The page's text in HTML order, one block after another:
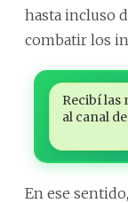
hasta incluso
combatir los
Recibí las
al canal
En ese